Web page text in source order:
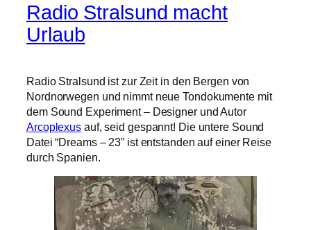
Radio Stralsund macht
Urlaub
Radio Stralsund ist zur Zeit in den Bergen von
Nordnorwegen und nimmt neue Tondokumente mit
dem Sound Experiment – Designer und Autor
Arcoplexus auf, seid gespannt! Die untere Sound
Datei “Dreams – 23” ist entstanden auf einer Reise
durch Spanien.